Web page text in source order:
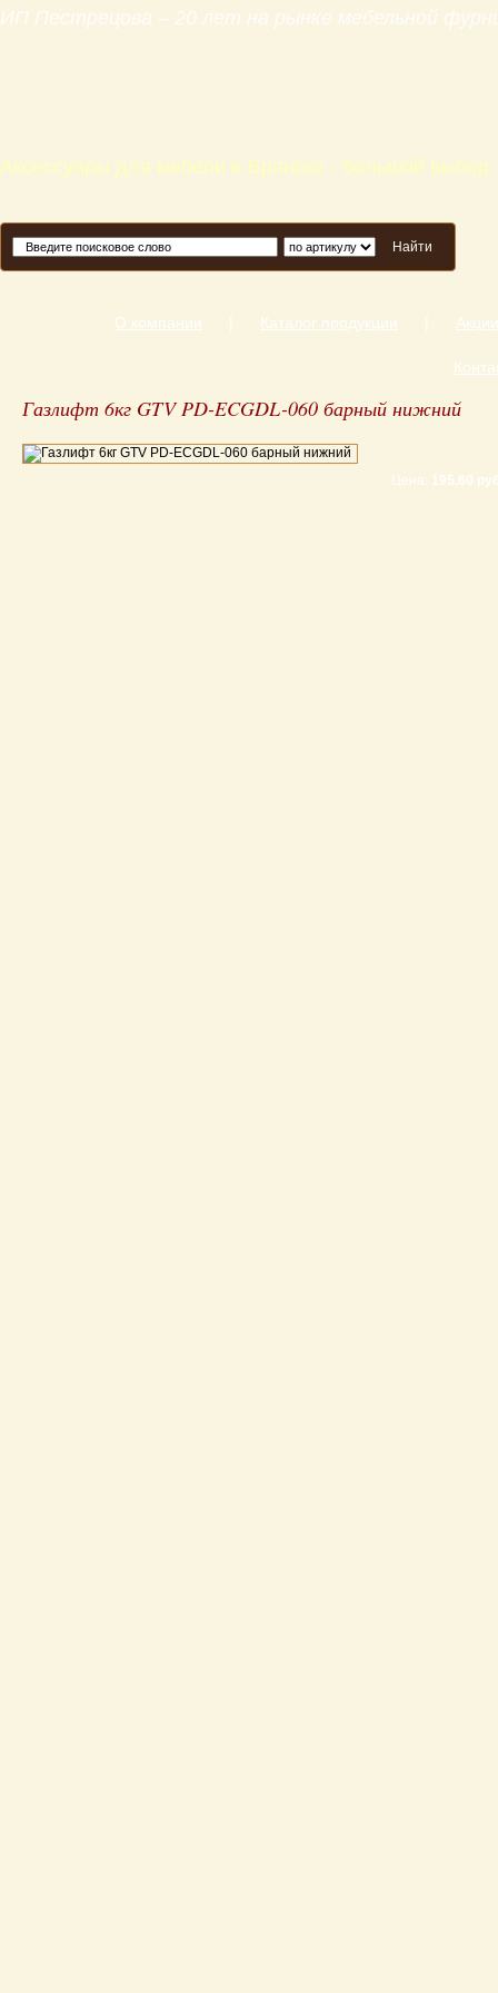
ИП Пестрецова – 20 лет на рынке мебельной
Аксессуары для мебели в Брянске - большой
Найти
О компании Каталог продукции
Газлифт 6кг GTV PD-ECGDL-060 барный нижний
Цена: 195.60